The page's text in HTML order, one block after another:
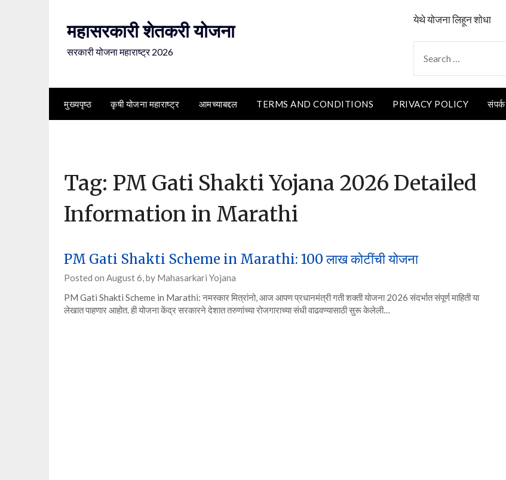
महासरकारी शेतकरी योजना
सरकारी योजना महाराष्ट्र 2026
येथे योजना लिहून शोधा
FOR:
मुख्यपृष्ठ कृषी योजना महाराष्ट्र आमच्याबद्दल TERMS AND CONDITIONS PRIVACY POLICY संपर्क
Tag: PM Gati Shakti Yojana 2026 Detailed
Information in Marathi
PM Gati Shakti Scheme in Marathi: 100 लाख कोटींची योजना
Posted on August 6,by Mahasarkari Yojana
PM Gati Shakti Scheme in Marathi: नमस्कार मित्रांनो, आज आपण प्रधानमंत्री गती शक्ती योजना 2026 संदर्भात संपूर्ण माहिती या
लेखात पाहणार आहोत. ही योजना केंद्र सरकारने देशात तरुणांच्या रोजगाराच्या संधी वाढवण्यासाठी सुरू केलेली…